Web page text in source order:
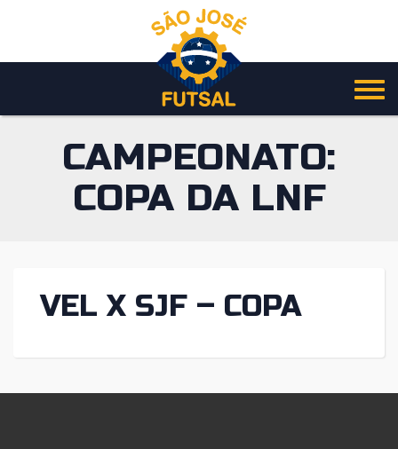
o
CAMPEONATO:
COPA DA LNF
VEL X SJF – COPA